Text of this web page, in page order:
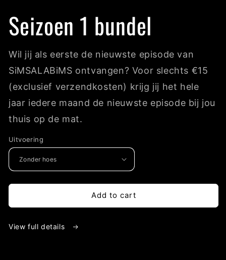
in
modal
Seizoen 1 bundel
Wil jij als eerste de nieuwste episode van
SiMSALABiMS ontvangen? Voor slechts €15
(exclusief verzendkosten) krijg jij het hele
jaar iedere maand de nieuwste episode bij jou
thuis op de mat.
Uitvoering
Add to cart
View full details